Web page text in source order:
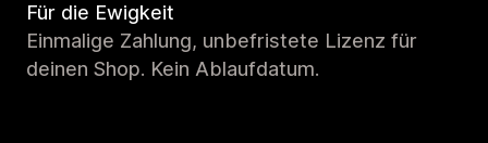
Für die Ewigkeit
Einmalige Zahlung, unbefristete Lizenz für
deinen Shop. Kein Ablaufdatum.